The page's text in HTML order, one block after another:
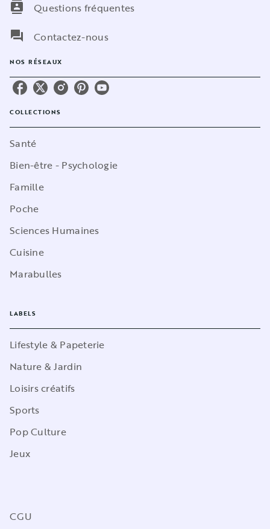
contacts
Questions fréquentes
question_answer
Contactez-nous
NOS RÉSEAUX
COLLECTIONS
Santé
Bien-être - Psychologie
Famille
Poche
Sciences Humaines
Cuisine
Marabulles
LABELS
Lifestyle & Papeterie
Nature & Jardin
Loisirs créatifs
Sports
Pop Culture
Jeux
CGU